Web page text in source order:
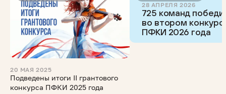
20 МАЯ 2025
Подведены итоги II грантового
конкурса ПФКИ 2025 года
28 АПРЕЛЯ 2026
725 команд
во втором
ПФКИ 2026 года